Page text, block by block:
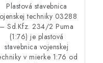
Plastová stavebnica
techniky 03288
– Sd.Kfz. 234/2 Puma
(1:76) je plastová
stavebnica vojenskej
v mierke 1:76 od